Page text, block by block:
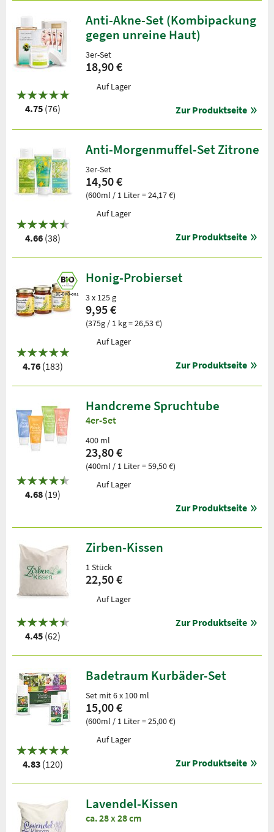
4.75 (76)
Anti-Akne-Set (Kombipackung
gegen unreine Haut)
3er-Set
18,90 €
Auf Lager
Zur Produktseite
4.66 (38)
Anti-Morgenmuffel-Set Zitrone
3er-Set
14,50 €
(600ml / 1 Liter = 24,17 €)
Auf Lager
Zur Produktseite
DE-ÖKO-001
4.76 (183)
Honig-Probierset
3 x 125 g
9,95 €
(375g / 1 kg = 26,53 €)
Auf Lager
Zur Produktseite
4.68 (19)
Handcreme Spruchtube
4er-Set
400 ml
23,80 €
(400ml / 1 Liter = 59,50 €)
Auf Lager
Zur Produktseite
4.45 (62)
Zirben-Kissen
1 Stück
22,50 €
Auf Lager
Zur Produktseite
4.83 (120)
Badetraum Kurbäder-Set
Set mit 6 x 100 ml
15,00 €
(600ml / 1 Liter = 25,00 €)
Auf Lager
Zur Produktseite
Lavendel-Kissen
ca. 28 x 28 cm